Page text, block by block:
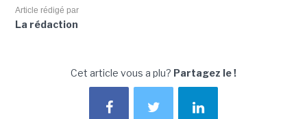
Article rédigé par
La rédaction
Cet article vous a plu? Partagez le !